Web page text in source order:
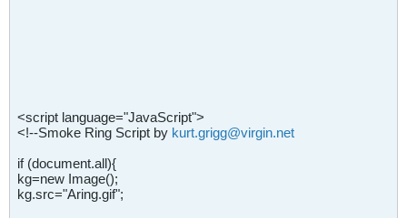
<script language="JavaScript">
<!--Smoke Ring Script by kurt.grigg@virgin.net
if (document.all){
kg=new Image();
kg.src="Aring.gif";